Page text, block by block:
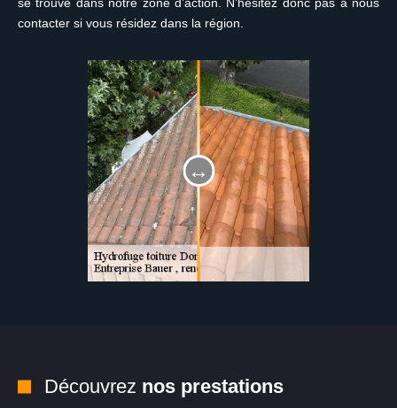
contacter si vous résidez dans la région.
Découvrez nos prestations